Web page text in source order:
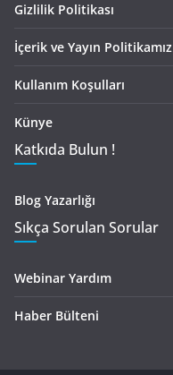
Gizlilik Politikası
İçerik ve Yayın Politikamız
Kullanım Koşulları
Künye
Katkıda Bulun !
Blog Yazarlığı
Sıkça Sorulan Sorular
Webinar Yardım
Haber Bülteni